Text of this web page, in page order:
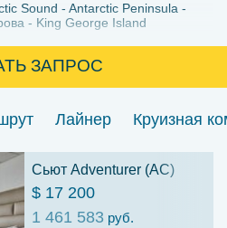
Sound
Antarctic Peninsula
King George Island
ЗАПРОС
Лайнер Круизная
Сьют Adventurer (AC)
$ 17 200
1 461 583 руб.